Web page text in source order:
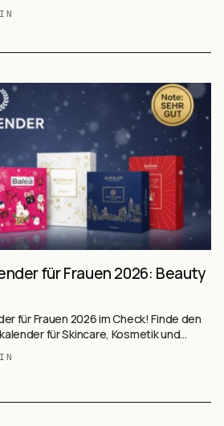
für Frauen 2026: Beauty
für Frauen 2026 im Check! Finde den
für Skincare, Kosmetik und